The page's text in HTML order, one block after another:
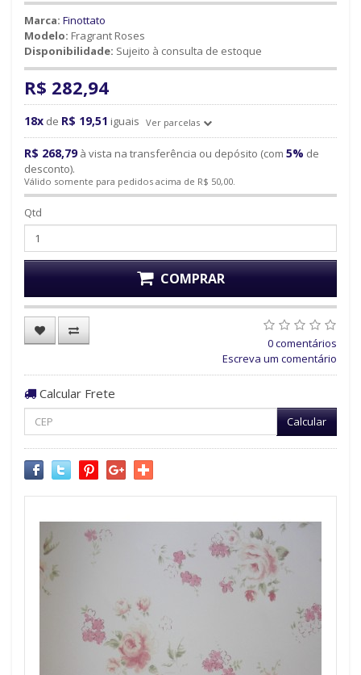
Marca: Finottato
Modelo: Fragrant Roses
Disponibilidade: Sujeito à consulta de estoque
R$ 282,94
18x de R$ 19,51 iguais Ver parcelas
R$ 268,79à vista na transferência ou depósito (com 5% de
desconto).
Válido somente para pedidos acima de R$ 50,00.
Qtd
COMPRAR
0 comentários
Escreva um comentário
Calcular Frete
Calcular